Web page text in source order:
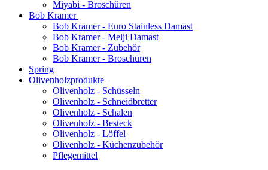
Miyabi - Broschüren
Bob Kramer
Bob Kramer - Euro Stainless Damast
Bob Kramer - Meiji Damast
Bob Kramer - Zubehör
Bob Kramer - Broschüren
Spring
Olivenholzprodukte
Olivenholz - Schüsseln
Olivenholz - Schneidbretter
Olivenholz - Schalen
Olivenholz - Besteck
Olivenholz - Löffel
Olivenholz - Küchenzubehör
Pflegemittel